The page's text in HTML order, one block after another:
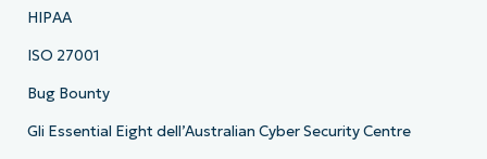
HIPAA
ISO 27001
Bug Bounty
Gli Essential Eight dell’Australian Cyber Security Centre